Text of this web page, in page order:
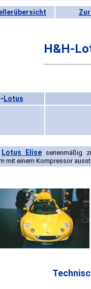
H&H-
- Lotus
Lotus Elise serienmäßig
mit einem Kompressor